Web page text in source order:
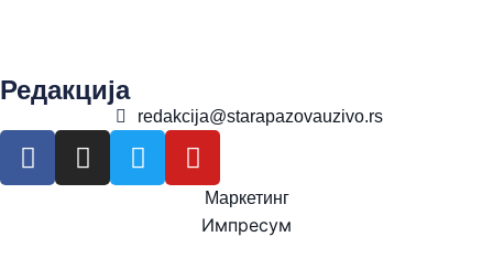
Редакција
redakcija@starapazovauzivo.rs
Маркетинг
Импресум